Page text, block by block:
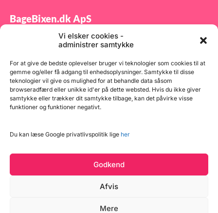
Vi elsker cookies -
administrer samtykke
For at give de bedste oplevelser bruger vi teknologier som cookies til at
gemme og/eller få adgang til enhedsoplysninger. Samtykke til disse
teknologier vil give os mulighed for at behandle data såsom
browseradfærd eller unikke id'er på dette websted. Hvis du ikke giver
samtykke eller trækker dit samtykke tilbage, kan det påvirke visse
funktioner og funktioner negativt.
Du kan læse Google privatlivspolitik lige her
Godkend
Afvis
Mere
BageBixen.dk ApS
Tilmeld dig vores nyhedsbrev og modtag gode tilbud
samt spændende produktnyheder direkte i din
indbakke.